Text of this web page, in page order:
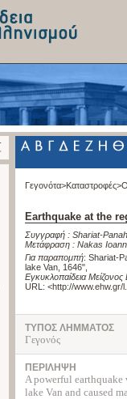
Γεγονότα>Καταστροφές>
Earthquake at the
Συγγραφή : Shariat-
Μετάφραση : Nakas
Για παραπομπή: Shariat-
lake Van, 1646"
Εγκυκλοπαίδεια
URL: <http://www.ehw.gr/
ΤΥΠΟΣ ΛΗΜΜΑΤΟΣ
Γεγονός
ΠΕΡΙΛΗΨΗ
A powerful
lake Van and caused